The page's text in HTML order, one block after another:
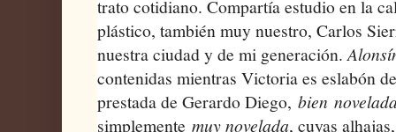
trato cotidiano. Compartía estudio en la
plástico, también muy nuestro, Carlos
nuestra ciudad y de mi generación.
contenidas mientras Victoria es eslabón
prestada de Gerardo Diego, bien
simplemente muy novelada, cuyas